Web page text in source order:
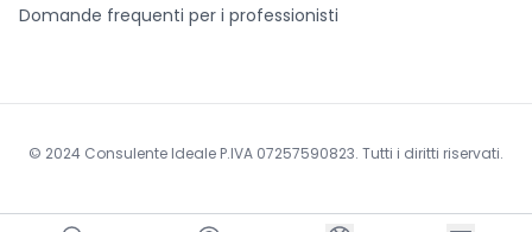
Domande frequenti per i professionisti
© 2024 Consulente Ideale P.IVA 07257590823. Tutti i diritti riservati.